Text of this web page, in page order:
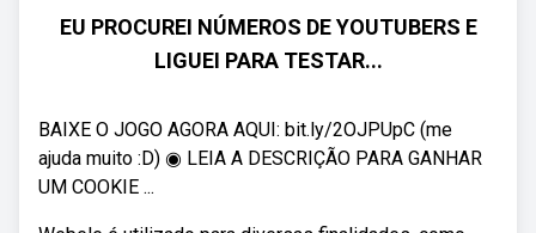
EU PROCUREI NÚMEROS DE YOUTUBERS E
LIGUEI PARA TESTAR...
BAIXE O JOGO AGORA AQUI: bit.ly/2OJPUpC (me
ajuda muito :D) ◉ LEIA A DESCRIÇÃO PARA GANHAR
UM COOKIE ...